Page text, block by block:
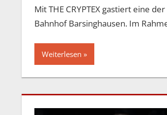
Mit THE CRYPTEX gastiert eine
Bahnhof Barsinghausen. Im
Weiterlesen